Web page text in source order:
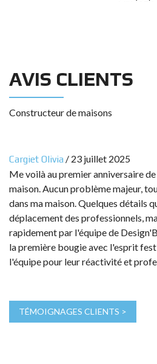
AVIS CLIENTS
Constructeur de maisons
Cargiet Olivia / 23 juillet 2025
Me voilà au premier anniversaire
maison. Aucun problème majeur,
dans ma maison. Quelques détails
déplacement des professionnels,
rapidement par l'équipe de
la première bougie avec l'esprit
l'équipe pour leur réactivité et
TÉMOIGNAGES CLIENTS >